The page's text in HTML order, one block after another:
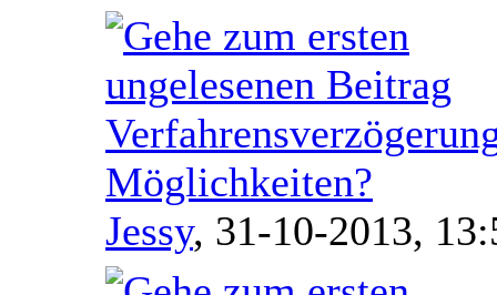
Möglichkeiten?
Jessy, 31-10-2013,